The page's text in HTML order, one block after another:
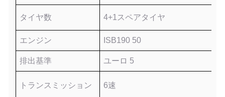
タイヤ数 4+1スペアタイヤ
エンジン ISB190 50
排出基準 ユーロ 5
トランスミッション 6速